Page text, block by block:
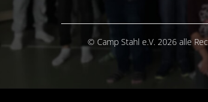
© Camp Stahl e.V. 2026 alle